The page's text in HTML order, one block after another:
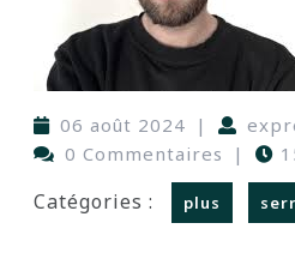
06 août 2024 |
0 Commentaires
|
Catégories : plus